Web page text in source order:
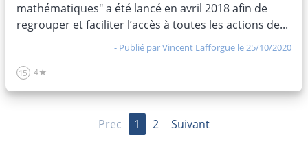
mathématiques" a été lancé en avril 2018 afin de
regrouper et faciliter l’accès à toutes les actions de...
- Publié parVincent Lafforgue le 25/10/2020
15 4★
Prec 1 2 Suivant